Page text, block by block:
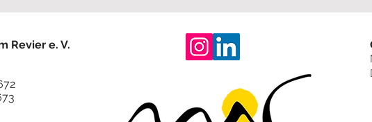
Revier e. V.